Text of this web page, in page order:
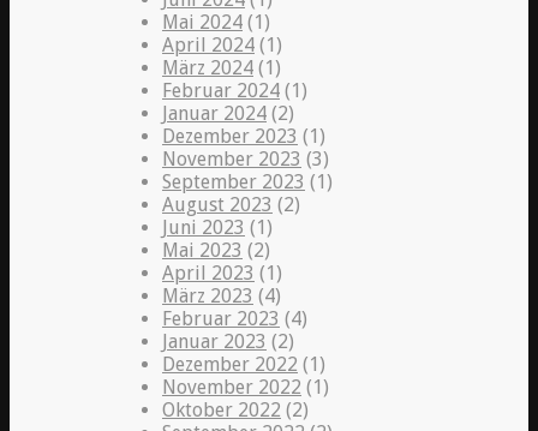
Mai 2024 (1)
April 2024 (1)
März 2024 (1)
Februar 2024 (1)
Januar 2024 (2)
Dezember 2023 (1)
November 2023 (3)
September 2023 (1)
August 2023 (2)
Juni 2023 (1)
Mai 2023 (2)
April 2023 (1)
März 2023 (4)
Februar 2023 (4)
Januar 2023 (2)
Dezember 2022 (1)
November 2022 (1)
Oktober 2022 (2)